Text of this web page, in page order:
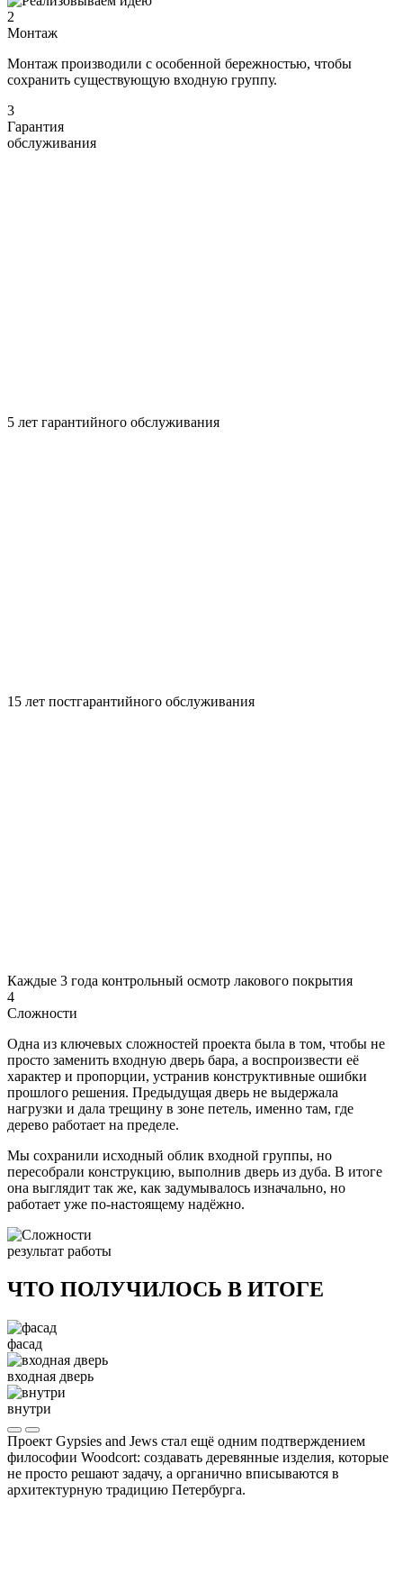
2
Монтаж
Монтаж производили с особенной бережностью, чтобы
сохранить существующую входную группу.
3
Гарантия
обслуживания
5 лет гарантийного обслуживания
15 лет постгарантийного обслуживания
Каждые 3 года контрольный осмотр лакового покрытия
4
Сложности
Одна из ключевых сложностей проекта была в том, чтобы не
просто заменить входную дверь бара, а воспроизвести её
характер и пропорции, устранив конструктивные ошибки
прошлого решения. Предыдущая дверь не выдержала
нагрузки и дала трещину в зоне петель, именно там, где
дерево работает на пределе.
Мы сохранили исходный облик входной группы, но
пересобрали конструкцию, выполнив дверь из дуба. В итоге
она выглядит так же, как задумывалось изначально, но
работает уже по-настоящему надёжно.
результат работы
ЧТО ПОЛУЧИЛОСЬ В ИТОГЕ
фасад
входная дверь
внутри
Проект Gypsies and Jews стал ещё одним подтверждением
философии Woodcort: создавать деревянные изделия, которые
не просто решают задачу, а органично вписываются в
архитектурную традицию Петербурга.